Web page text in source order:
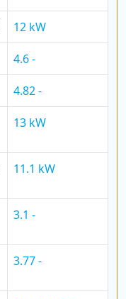
12 kW
4.6 -
4.82 -
13 kW
11.1 kW
3.1 -
3.77 -